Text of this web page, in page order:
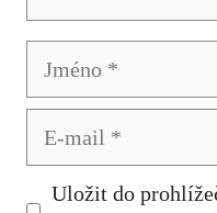
Jméno
Uložit do